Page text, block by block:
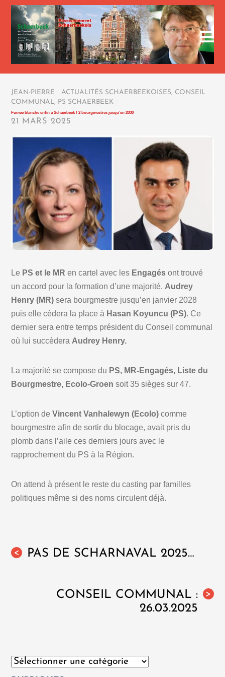
JEAN-PIERRE ACTUALITÉS SCHAERBEEKOISES, CONSEIL
COMMUNAL, PS SCHAERBEEK
Fumée blanche enfin à Schaerbeek ! 2 bourgmestres jusqu’en 2030
21 MARS 2025
Le PS et le MR en cartel avec les Engagés ont trouvé
un accord pour la formation d’une majorité. Audrey
Henry (MR) sera bourgmestre jusqu’en janvier 2028
puis elle cèdera la place à Hasan Koyuncu (PS). Ce
dernier sera entre temps président du Conseil communal
où lui succèdera Audrey Henry.
La majorité se compose du PS, MR-Engagés, Liste du
Bourgmestre, Ecolo-Groen soit 35 sièges sur 47.
L’option de Vincent Vanhalewyn (Ecolo) comme
bourgmestre afin de sortir du blocage, avait pris du
plomb dans l’aile ces derniers jours avec le
rapprochement du PS à la Région.
On attend à présent le reste du casting par familles
politiques même si des noms circulent déjà.
< PAS DE SCHARNAVAL 2025…
>
CONSEIL COMMUNAL :
26.03.2025
Catégories